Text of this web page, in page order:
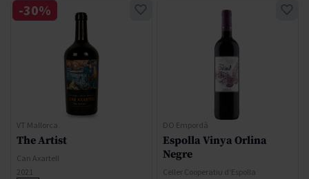
VT Mallorca
The Artist
Can Axartell
2021
-30%
DO Empordà
Espolla Vinya Orlina
Negre
Celler Cooperatiu d'Espolla